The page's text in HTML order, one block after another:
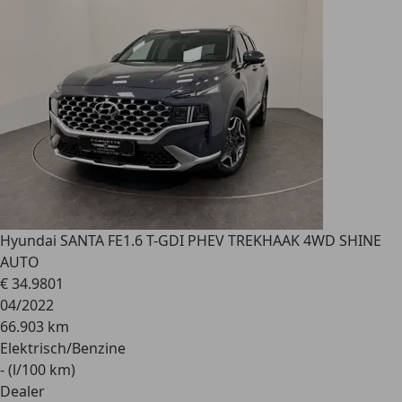
Hyundai SANTA FE1.6 T-GDI PHEV TREKHAAK 4WD SHINE
AUTO
€ 34.9801
04/2022
66.903 km
Elektrisch/Benzine
- (l/100 km)
Dealer